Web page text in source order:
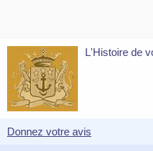
L'Histoire de
Donnez votre avis